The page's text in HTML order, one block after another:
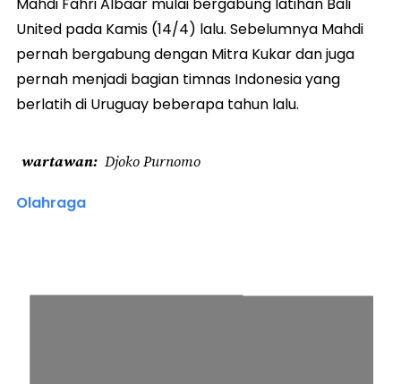
United pada Kamis (14/4) lalu. Sebelumnya Mahdi
pernah bergabung dengan Mitra Kukar dan juga
pernah menjadi bagian timnas Indonesia yang
berlatih di Uruguay beberapa tahun lalu.
wartawan Djoko Purnomo
Olahraga